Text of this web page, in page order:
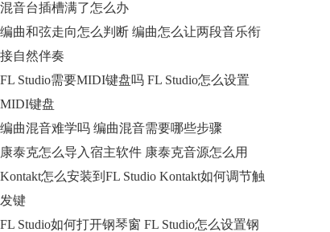
混音台插槽满了怎么办
编曲和弦走向怎么判断 编曲怎么让两段音乐衔
接自然伴奏
FL Studio需要MIDI键盘吗 FL Studio怎么设置
MIDI键盘
编曲混音难学吗 编曲混音需要哪些步骤
康泰克怎么导入宿主软件 康泰克音源怎么用
Kontakt怎么安装到FL Studio Kontakt如何调节触
发键
FL Studio如何打开钢琴窗 FL Studio怎么设置钢